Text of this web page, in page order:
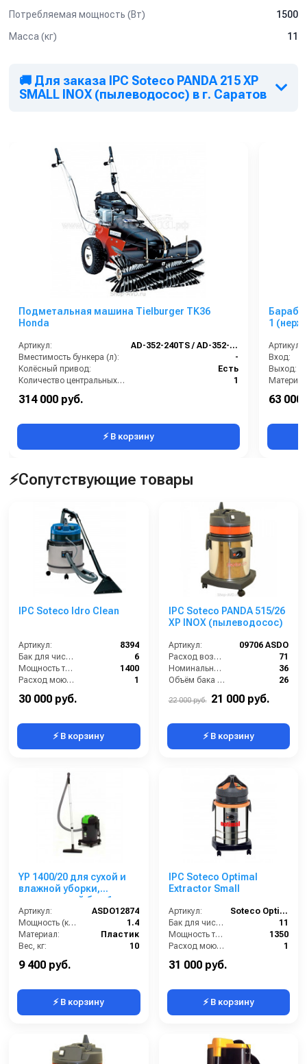
Потребляемая мощность (Вт)
1500
Масса (кг)
11
🚚 Для заказа IPC Soteco PANDA 215 XP
SMALL INOX (пылеводосос) в г. Саратов
Подметальная машина Tielburger TK36
Honda
Артикул:
AD-352-240TS / AD-352-040TS
Вместимость бункера (л):
-
Колёсный привод:
Есть
Количество центральных мусоросборных валиков (шт):
1
Рабочая ширина (мм):
314 000 руб.
⚡ В корзину
1
Артикул:
Вход:
Выход:
Вес, кг:
63 000
⚡Сопутствующие товары
IPC Soteco Idro Clean
Артикул:
8394
Бак для чистой воды (л):
6
Мощность турбины (Вт):
1400
Расход моющего раствора (л/мин):
1
Разряжение (мБар):
30 000 руб.
⚡ В корзину
IPC Soteco PANDA 515/26
XP INOX (пылеводосос)
Артикул:
09706 ASDO
Расход воздуха (л/сек):
71
Номинальный диаметр принадлежностей (мм):
36
Объём бака (л):
26
22 000 руб. 21 000 руб.
⚡ В корзину
YP 1400/20 для сухой и
влажной уборки,
пластиковый бак,1
турб., 20 л. 1400 Вт
Артикул:
ASDO12874
Мощность (кВт):
1.4
Материал:
Пластик
Вес, кг:
10
9 400 руб.
⚡ В корзину
IPC Soteco Optimal
Extractor Small
Артикул:
Soteco Optimal Extractor Small
Бак для чистой воды (л):
11
Мощность турбины (Вт):
1350
Расход моющего раствора (л/мин):
1
31 000 руб.
⚡ В корзину